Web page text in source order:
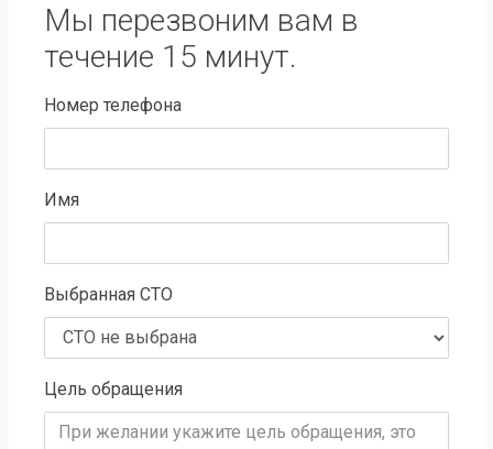
Мы перезвоним вам в
течение 15 минут.
Номер телефона
Имя
Выбранная СТО
Цель обращения